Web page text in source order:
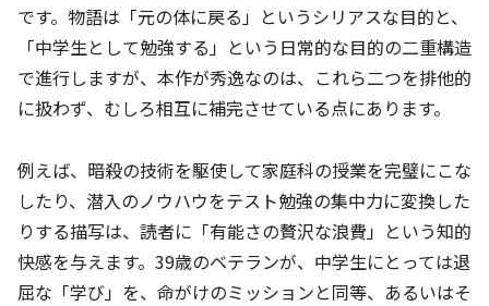
です。物語は「元の体に戻る」というシリアスな目的と、
「中学生として勉強する」という日常的な目的の二重構造
で進行しますが、本作が秀逸なのは、これら二つを排他的
に扱わず、むしろ相互に補完させている点にあります。
例えば、暗殺の技術を駆使して家庭科の授業を完璧にこな
したり、潜入のノウハウをテスト勉強の集中力に変換した
りする描写は、読者に「有能さの贅沢な浪費」という知的
快感を与えます。39歳のベテランが、中学生にとっては退
屈な「学び」を、命がけのミッションと同等、あるいはそ